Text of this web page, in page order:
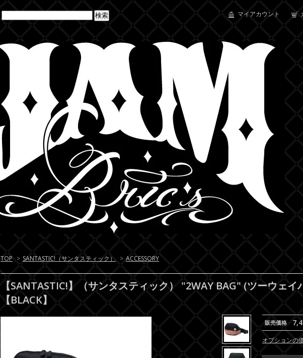
マイアカウント
TOP > SANTASTIC!（サンタスティック） > ACCESSORY
【SANTASTIC!】（サンタスティック） "2WAY BAG" (ツーウェイ
【BLACK】
販売価格
オプションの